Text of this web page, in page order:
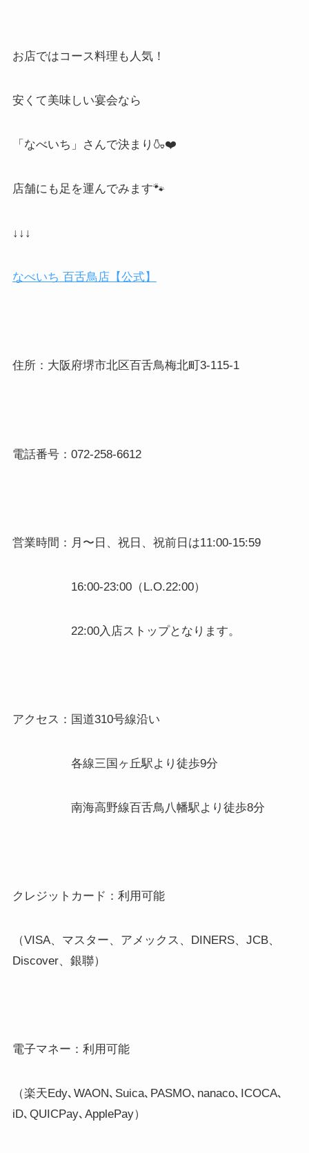
お店ではコース料理も人気！
安くて美味しい宴会なら
「なべいち」さんで決まり 🍶❤️
店舗にも足を運んでみます🐾
↓↓↓
なべいち 百舌鳥店【公式】
住所：大阪府堺市北区百舌鳥梅北町 3-115-1
電話番号： 072-258-6612
営業時間：月〜日、祝日、祝前日は11:00-15:59
16:00-23:00（L.O.22:00）
22:00入店ストップとなります。
アクセス：国道310号線沿い
各線三国ヶ丘駅より徒歩9分
南海高野線百舌鳥八幡駅より徒歩8分
クレジットカード：利用可能
（VISA、マスター、アメックス、 DINERS、 JCB、
Discover、銀聯）
電子マネー：利用可能
（楽天 Edy､ WAON､ Suica､ PASMO､ nanaco､ ICOCA､
iD､ QUICPay､ ApplePay）